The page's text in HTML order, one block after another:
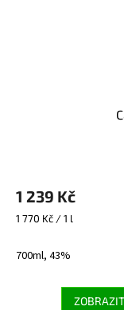
1 239 Kč
Měrná
1 770 Kč / 1 l
700ml, 43%